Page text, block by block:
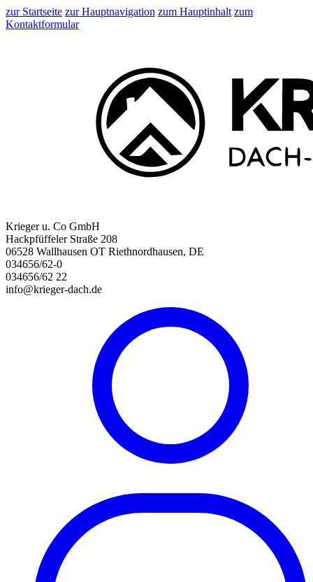
zur Startseite zur Hauptnavigation zum Hauptinhalt zum
Kontaktformular
Krieger u. Co GmbH
Hackpfüffeler Straße 208
06528 Wallhausen OT Riethnordhausen, DE
034656/62-0
034656/62 22
info@krieger-dach.de